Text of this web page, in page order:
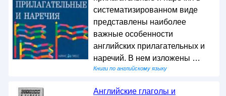
систематизированном виде
представлены наиболее
важные особенности
английских прилагательных и
наречий. В нем изложены …
Книги по английскому языку
Английские глаголы и